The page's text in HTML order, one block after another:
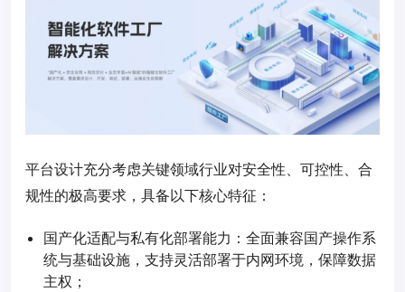
平台设计充分考虑关键领域行业对安全性、可控性、合
规性的极高要求，具备以下核心特征：
国产化适配与私有化部署能力：全面兼容国产操作系
统与基础设施，支持灵活部署于内网环境，保障数据
主权；